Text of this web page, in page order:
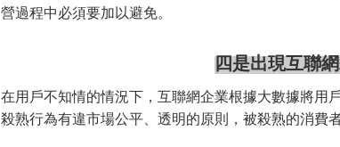
營過程中必須要加以避免。
四是出現互聯
在用戶不知情的情況下，互聯網企業根據大數據將用
殺熟行為有違市場公平、透明的原則，被殺熟的消費